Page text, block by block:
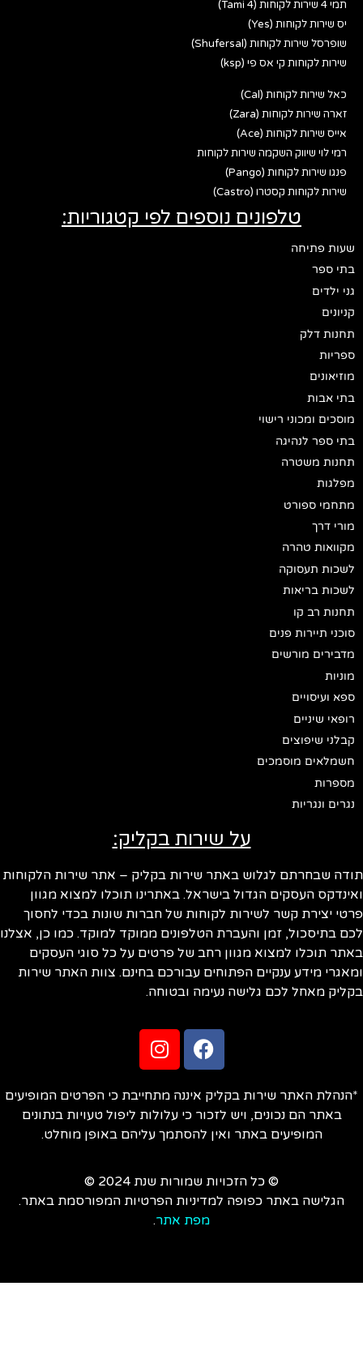
תמי 4 שירות לקוחות (Tami 4)
יס שירות לקוחות (Yes)
שופרסל שירות לקוחות (Shufersal)
שירות לקוחות קי אס פי (ksp)
כאל שירות לקוחות (Cal)
זארה שירות לקוחות (Zara)
אייס שירות לקוחות (Ace)
רמי לוי שיווק השקמה שירות לקוחות
פנגו שירות לקוחות (Pango)
שירות לקוחות קסטרו (Castro)
טלפונים נוספים לפי קטגוריות:
שעות פתיחה
בתי ספר
גני ילדים
קניונים
תחנות דלק
ספריות
מוזיאונים
בתי אבות
מוסכים ומכוני רישוי
בתי ספר לנהיגה
תחנות משטרה
מפלגות
מתחמי ספורט
מורי דרך
מקוואות טהרה
לשכות תעסוקה
לשכות בריאות
תחנות רב קו
סוכני תיירות פנים
מדבירים מורשים
מוניות
ספא ועיסויים
רופאי שיניים
קבלני שיפוצים
חשמלאים מוסמכים
מספרות
נגרים ונגריות
על שירות בקליק:
שבחרתם לגלוש באתר שירות בקליק – אתר שירות הלקוחות
העסקים הגדול בישראל. באתרינו תוכלו למצוא מגוון
יצירת קשר לשירות לקוחות של חברות שונות בכדי לחסוך
בתיסכול, זמן והעברת הטלפונים ממוקד למוקד. כמו כן, אצלנו
תוכלו למצוא מגוון רחב של פרטים על כל סוגי העסקים
מידע ענקיים הפתוחים עבורכם בחינם. צוות האתר שירות
מאחל לכם גלישה נעימה ובטוחה.
האתר שירות בקליק איננה מתחייבת כי הפרטים המופיעים
באתר הם נכונים, ויש לזכור כי עלולות ליפול טעויות בנתונים
המופיעים באתר ואין להסתמך עליהם באופן מוחלט.
© כל הזכויות שמורות שנת 2024 ©
הגלישה באתר כפופה למדיניות הפרטיות המפורסמת באתר.
מפת אתר.